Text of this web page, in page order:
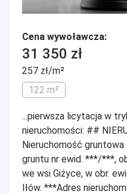
Cena wywoławcza:
31 350 zł
257 zł/m²
122 m²
...pierwsza licytacja w
nieruchomości: ##
Nieruchomość gruntowa
gruntu nr ewid. ***/***,
we wsi Giżyce, w obr.
Iłów. ***Adres